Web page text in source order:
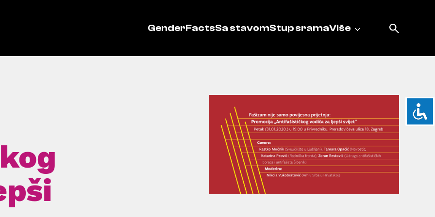
GenderFactsSa stavomStup sramaViše